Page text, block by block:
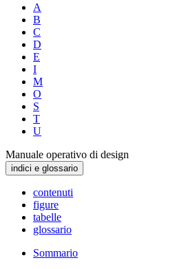
A
B
C
D
E
I
M
O
S
T
U
Manuale operativo di design
indici e glossario
contenuti
figure
tabelle
glossario
Sommario